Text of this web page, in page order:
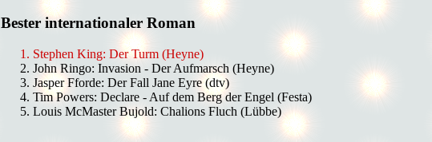
Bester internationaler Roman
Stephen King: Der Turm (Heyne)
John Ringo: Invasion - Der Aufmarsch (Heyne)
Jasper Fforde: Der Fall Jane Eyre (dtv)
Tim Powers: Declare - Auf dem Berg der Engel (Festa)
Louis McMaster Bujold: Chalions Fluch (Lübbe)